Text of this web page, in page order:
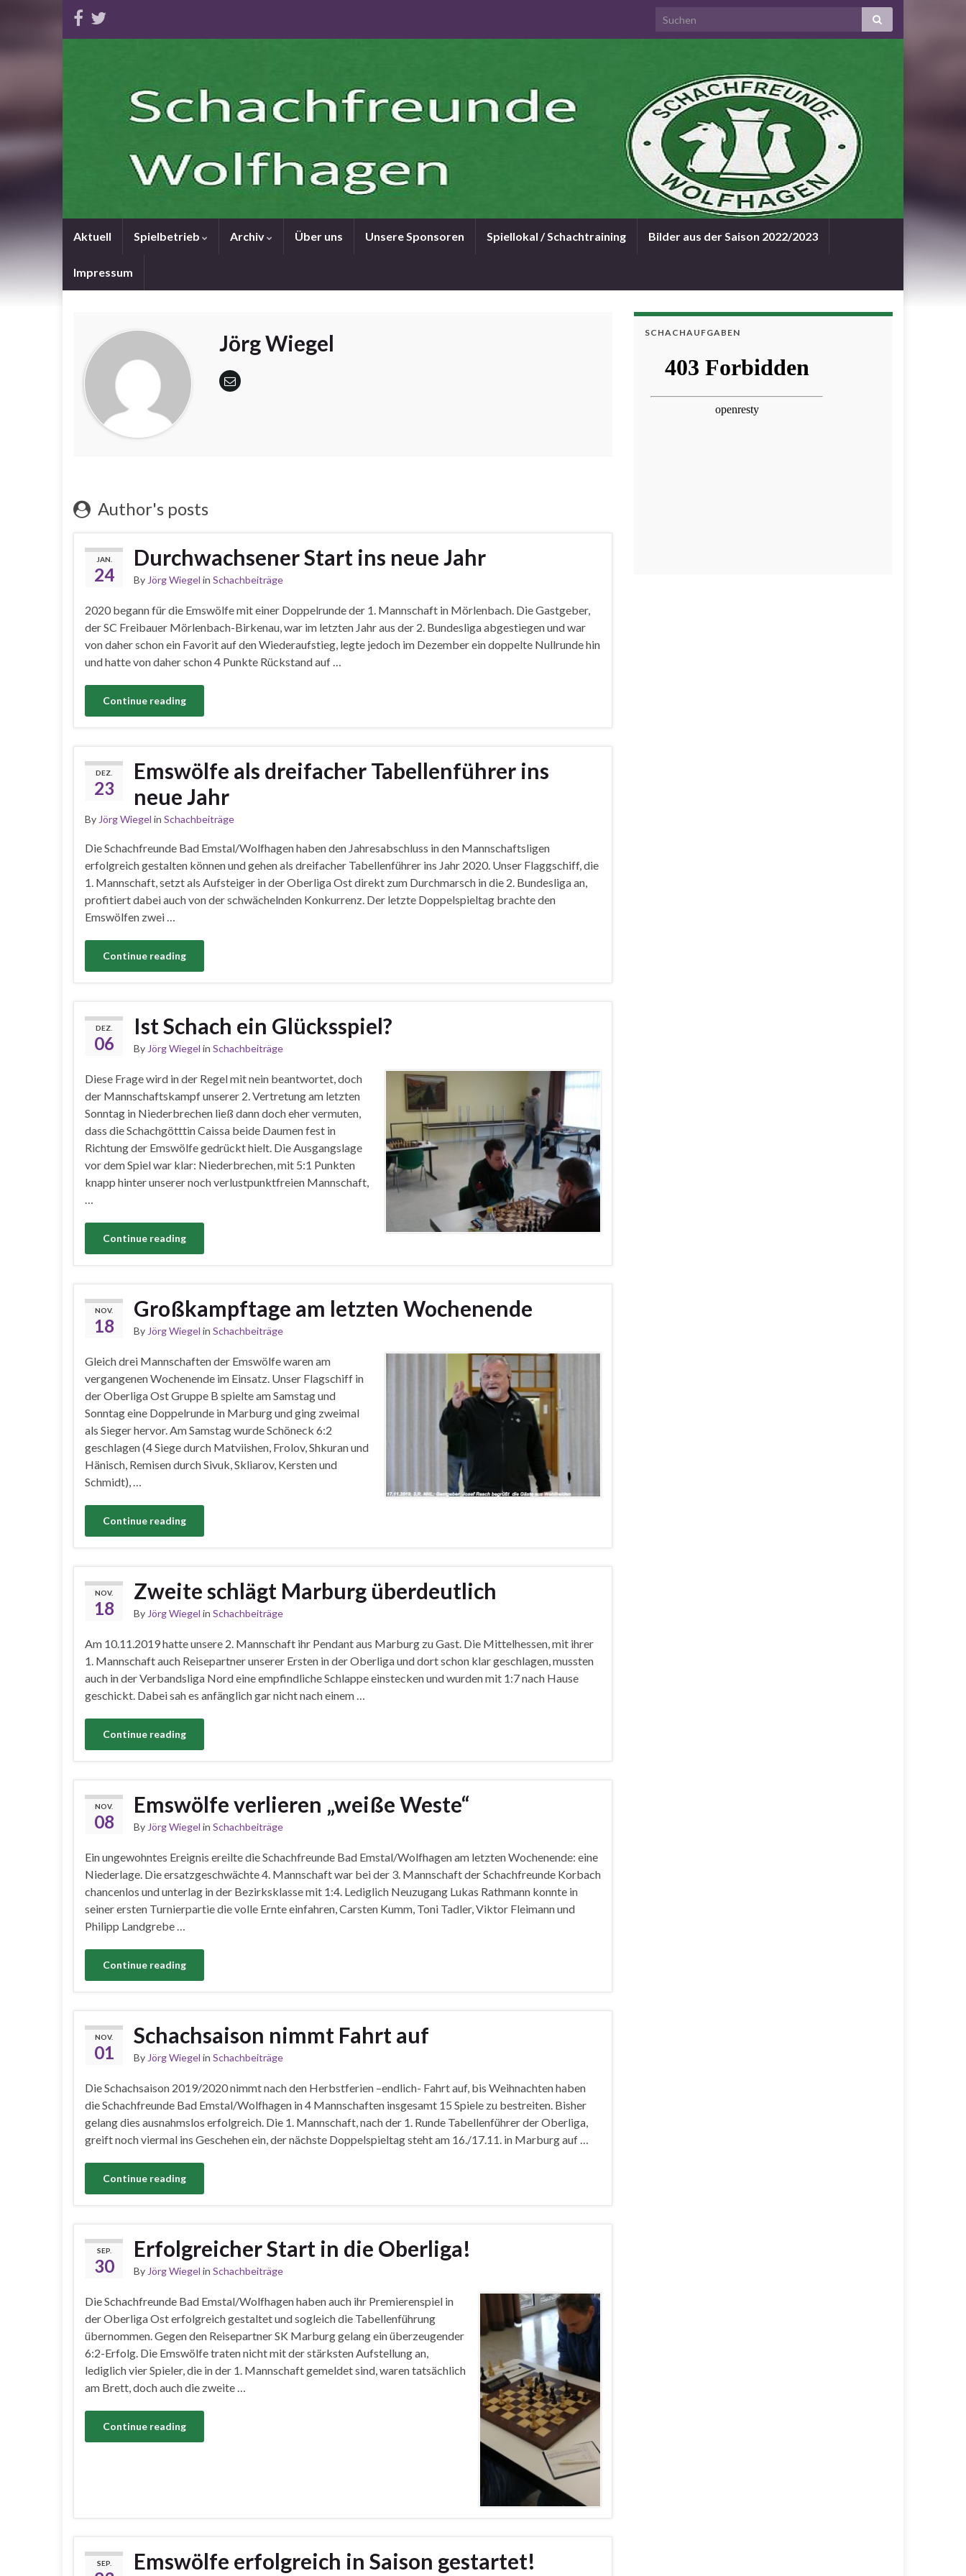
Aktuell Spielbetrieb Archiv Über uns Unsere Sponsoren Spiellokal / Schachtraining Bilder aus der Saison 2022/2023
Impressum
Jörg Wiegel
Author's posts
JAN.
24
Durchwachsener Start ins neue Jahr
By Jörg Wiegel in Schachbeiträge
2020 begann für die Emswölfe mit einer Doppelrunde der 1. Mannschaft in Mörlenbach. Die Gastgeber,
der SC Freibauer Mörlenbach-Birkenau, war im letzten Jahr aus der 2. Bundesliga abgestiegen und war
von daher schon ein Favorit auf den Wiederaufstieg, legte jedoch im Dezember ein doppelte Nullrunde hin
und hatte von daher schon 4 Punkte Rückstand auf …
Continue reading
DEZ.
23
Emswölfe als dreifacher Tabellenführer ins
neue Jahr
By Jörg Wiegel in Schachbeiträge
Die Schachfreunde Bad Emstal/Wolfhagen haben den Jahresabschluss in den Mannschaftsligen
erfolgreich gestalten können und gehen als dreifacher Tabellenführer ins Jahr 2020. Unser Flaggschiff, die
1. Mannschaft, setzt als Aufsteiger in der Oberliga Ost direkt zum Durchmarsch in die 2. Bundesliga an,
profitiert dabei auch von der schwächelnden Konkurrenz. Der letzte Doppelspieltag brachte den
Emswölfen zwei …
Continue reading
DEZ.
06
Ist Schach ein Glücksspiel?
By Jörg Wiegel in Schachbeiträge
Diese Frage wird in der Regel mit nein beantwortet, doch
der Mannschaftskampf unserer 2. Vertretung am letzten
Sonntag in Niederbrechen ließ dann doch eher vermuten,
dass die Schachgötttin Caissa beide Daumen fest in
Richtung der Emswölfe gedrückt hielt. Die Ausgangslage
vor dem Spiel war klar: Niederbrechen, mit 5:1 Punkten
knapp hinter unserer noch verlustpunktfreien Mannschaft,
…
Continue reading
NOV.
18
Großkampftage am letzten Wochenende
By Jörg Wiegel in Schachbeiträge
Gleich drei Mannschaften der Emswölfe waren am
vergangenen Wochenende im Einsatz. Unser Flagschiff in
der Oberliga Ost Gruppe B spielte am Samstag und
Sonntag eine Doppelrunde in Marburg und ging zweimal
als Sieger hervor. Am Samstag wurde Schöneck 6:2
geschlagen (4 Siege durch Matviishen, Frolov, Shkuran und
Hänisch, Remisen durch Sivuk, Skliarov, Kersten und
Schmidt), …
Continue reading
NOV.
18
Zweite schlägt Marburg überdeutlich
By Jörg Wiegel in Schachbeiträge
Am 10.11.2019 hatte unsere 2. Mannschaft ihr Pendant aus Marburg zu Gast. Die Mittelhessen, mit ihrer
1. Mannschaft auch Reisepartner unserer Ersten in der Oberliga und dort schon klar geschlagen, mussten
auch in der Verbandsliga Nord eine empfindliche Schlappe einstecken und wurden mit 1:7 nach Hause
geschickt. Dabei sah es anfänglich gar nicht nach einem …
Continue reading
NOV.
08
Emswölfe verlieren „weiße Weste“
By Jörg Wiegel in Schachbeiträge
Ein ungewohntes Ereignis ereilte die Schachfreunde Bad Emstal/Wolfhagen am letzten Wochenende: eine
Niederlage. Die ersatzgeschwächte 4. Mannschaft war bei der 3. Mannschaft der Schachfreunde Korbach
chancenlos und unterlag in der Bezirksklasse mit 1:4. Lediglich Neuzugang Lukas Rathmann konnte in
seiner ersten Turnierpartie die volle Ernte einfahren, Carsten Kumm, Toni Tadler, Viktor Fleimann und
Philipp Landgrebe …
Continue reading
NOV.
01
Schachsaison nimmt Fahrt auf
By Jörg Wiegel in Schachbeiträge
Die Schachsaison 2019/2020 nimmt nach den Herbstferien –endlich- Fahrt auf, bis Weihnachten haben
die Schachfreunde Bad Emstal/Wolfhagen in 4 Mannschaften insgesamt 15 Spiele zu bestreiten. Bisher
gelang dies ausnahmslos erfolgreich. Die 1. Mannschaft, nach der 1. Runde Tabellenführer der Oberliga,
greift noch viermal ins Geschehen ein, der nächste Doppelspieltag steht am 16./17.11. in Marburg auf …
Continue reading
SEP.
30
Erfolgreicher Start in die Oberliga!
By Jörg Wiegel in Schachbeiträge
Die Schachfreunde Bad Emstal/Wolfhagen haben auch ihr Premierenspiel in
der Oberliga Ost erfolgreich gestaltet und sogleich die Tabellenführung
übernommen. Gegen den Reisepartner SK Marburg gelang ein überzeugender
6:2-Erfolg. Die Emswölfe traten nicht mit der stärksten Aufstellung an,
lediglich vier Spieler, die in der 1. Mannschaft gemeldet sind, waren tatsächlich
am Brett, doch auch die zweite …
Continue reading
SEP. Emswölfe erfolgreich in Saison gestartet!
SCHACHAUFGABEN